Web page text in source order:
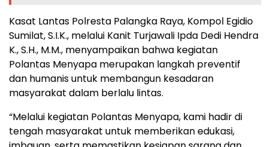
Kasat Lantas Polresta Palangka Raya, Kompol Egidio
Sumilat, S.I.K., melalui Kanit Turjawali Ipda Dedi Hendra
K., S.H., M.M., menyampaikan bahwa kegiatan
Polantas Menyapa merupakan langkah preventif
dan humanis untuk membangun kesadaran
masyarakat dalam berlalu lintas.
“Melalui kegiatan Polantas Menyapa, kami hadir di
tengah masyarakat untuk memberikan edukasi,